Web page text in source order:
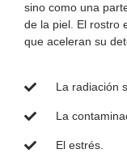
sino como una
de la piel. El rostro
que aceleran su
La radiación
La
El estrés.